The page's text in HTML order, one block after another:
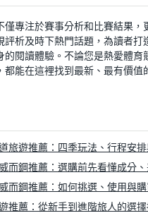
僅專注於賽事分析和比賽結果，
評析及時下熱門話題，為讀者打
的閱讀體驗。不論您是熱愛體育
都能在這裡找到最新、最有價值
旅遊推薦：四季玩法、行程安
而鋼推薦：選購前先看懂成分
而鋼推薦：如何挑選、使用與
推薦：從新手到進階旅人的選